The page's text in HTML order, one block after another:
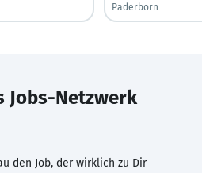
Paderborn
Jobs-Netzwerk
den Job, der wirklich zu Dir